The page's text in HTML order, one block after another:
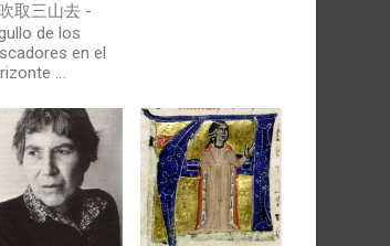
取三山去 -
de los
en el
…